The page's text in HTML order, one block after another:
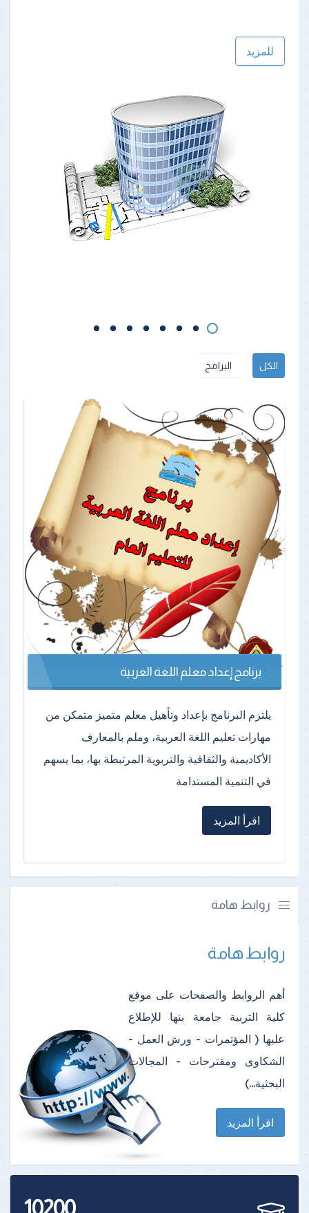
للمزيد
الكل البرامج
برنامج إعداد معلم اللغة العربية
يلتزم البرنامج بإعداد وتأهيل معلم متميز متمكن من
مهارات تعليم اللغة العربية، وملم بالمعارف
الأكاديمية والثقافية والتربوية المرتبطة بها، بما يسهم
في التنمية المستدامة
اقرأ المزيد
روابط هامة
روابط هامة
أهم الروابط والصفحات على موقع
كلية التربية جامعة بنها للإطلاع
عليها ( المؤتمرات - ورش العمل -
الشكاوى ومقترحات - المجالات
البحثية...)
اقرأ المزيد
10200